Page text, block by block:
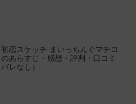
恋スケッチ まいっちんぐマチコ
あらすじ・感想・評判・口コミ
バレなし）